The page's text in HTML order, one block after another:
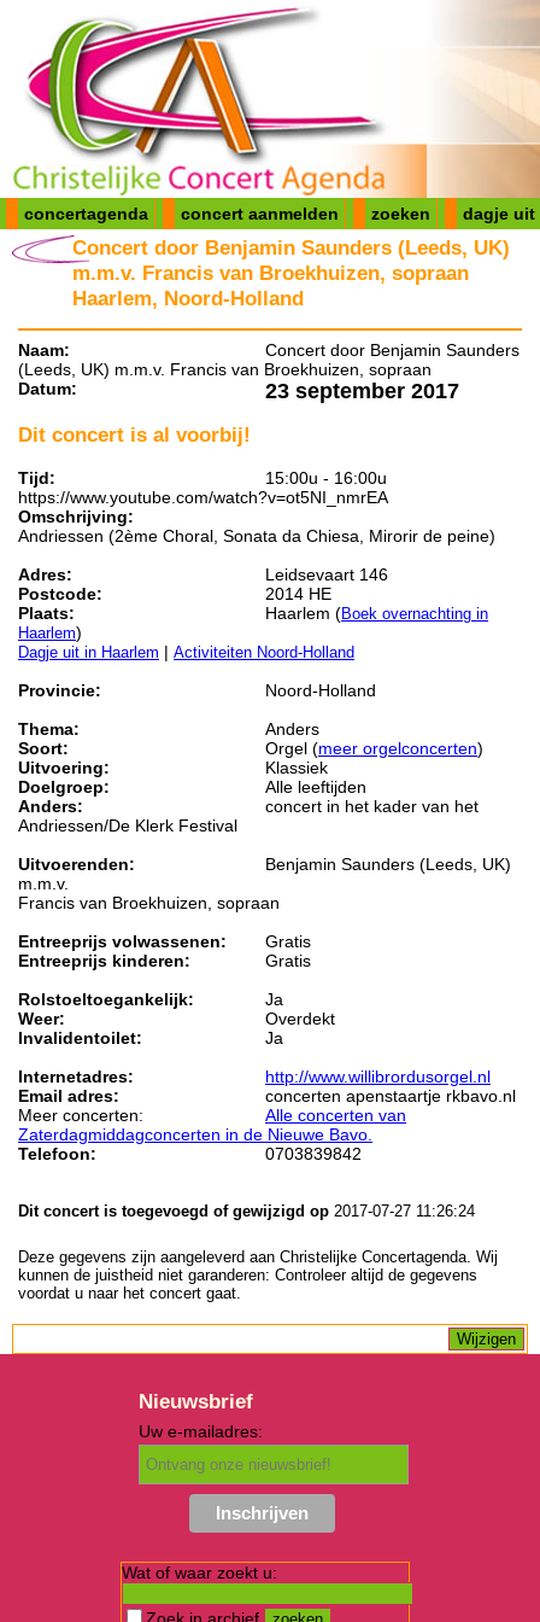
concertagenda concert aanmelden zoeken dagje uit
Concert door Benjamin Saunders (Leeds, UK)
m.m.v. Francis van Broekhuizen, sopraan
Haarlem, Noord-Holland
Naam:
Concert door Benjamin Saunders
(Leeds, UK) m.m.v. Francis van Broekhuizen, sopraan
Datum:
23 september 2017
Dit concert is al voorbij!
Tijd:
15:00u - 16:00u
https://www.youtube.com/watch?v=ot5NI_nmrEA
Omschrijving:
Andriessen (2ème Choral, Sonata da Chiesa, Mirorir de peine)
Adres:
Leidsevaart 146
Postcode:
2014 HE
Plaats:
Haarlem (Boek overnachting in
Haarlem)
Dagje uit in Haarlem | Activiteiten Noord-Holland
Provincie:
Noord-Holland
Thema:
Anders
Soort:
Orgel (meer orgelconcerten)
Uitvoering:
Klassiek
Doelgroep:
Alle leeftijden
Anders:
concert in het kader van het
Andriessen/De Klerk Festival
Uitvoerenden:
Benjamin Saunders (Leeds, UK)
m.m.v.
Francis van Broekhuizen, sopraan
Entreeprijs volwassenen:
Gratis
Entreeprijs kinderen:
Gratis
Rolstoeltoegankelijk:
Ja
Weer:
Overdekt
Invalidentoilet:
Ja
Internetadres:
http://www.willibrordusorgel.nl
Email adres:
concerten apenstaartje rkbavo.nl
Meer concerten:
Alle concerten van
Zaterdagmiddagconcerten in de Nieuwe Bavo.
Telefoon:
0703839842
Dit concert is toegevoegd of gewijzigd op 2017-07-27 11:26:24
Deze gegevens zijn aangeleverd aan Christelijke Concertagenda. Wij
kunnen de juistheid niet garanderen: Controleer altijd de gegevens
voordat u naar het concert gaat.
Nieuwsbrief
Uw e-mailadres:
Wat of waar zoekt u: